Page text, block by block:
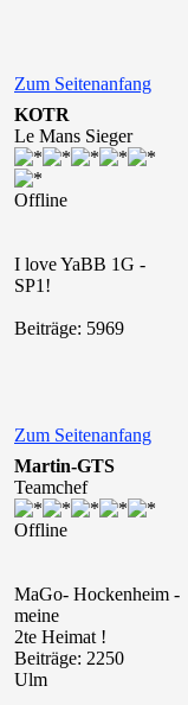
Zum Seitenanfang
KOTR
Le Mans Sieger
Offline
I love YaBB 1G -
SP1!
Beiträge: 5969
Zum Seitenanfang
Martin-GTS
Teamchef
Offline
MaGo- Hockenheim -
meine
2te Heimat !
Beiträge: 2250
Ulm